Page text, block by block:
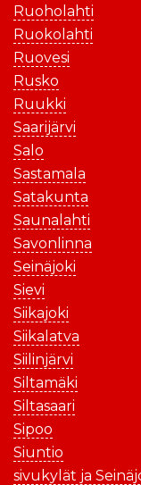
Ruoholahti
Ruokolahti
Ruovesi
Rusko
Ruukki
Saarijärvi
Salo
Sastamala
Satakunta
Saunalahti
Savonlinna
Seinäjoki
Sievi
Siikajoki
Siikalatva
Siilinjärvi
Siltamäki
Siltasaari
Sipoo
Siuntio
sivukylät ja